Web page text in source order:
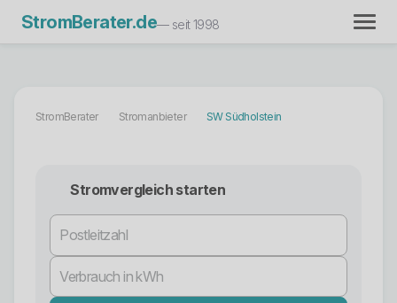
StromBerater.de— seit 1998
StromBerater Stromanbieter SW Südholstein
Stromvergleich starten